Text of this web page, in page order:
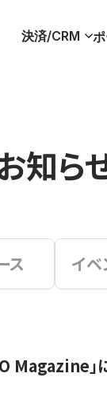
決済/CRM
知ら
ス イベ
Magazine」